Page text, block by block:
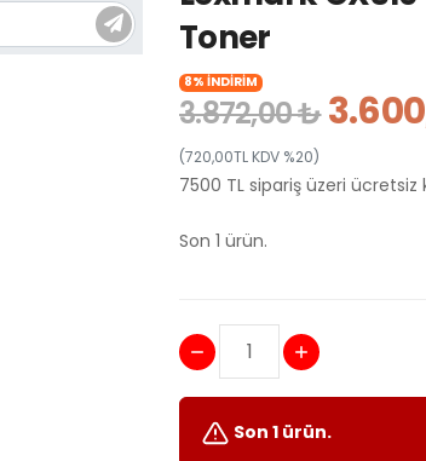
Toner
8% İNDİRİM
3.872,00 ₺
(720,00TL KDV %20)
7500 TL sipariş üzeri ücretsiz
Son 1 ürün.
Son 1 ürün.